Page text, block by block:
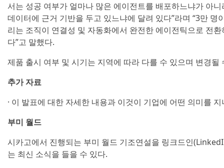
서는 성공 여부가 얼마나 많은 에이전트를 배포하느냐가 아
데이터에 근거 기반을 두고 있느냐에 달려 있다”라며 “3만
리는 조직이 연결성 및 자동화에서 완전한 에이전틱으로 전
다”고 말했다.
제품 출시 여부 및 시기는 지역에 따라 다를 수 있으며 변경될
추가 자료
· 이 발표에 대한 자세한 내용과 이것이 기업에 어떤 의미를
부미 월드
시카고에서 진행되는 부미 월드 기조연설을 링크드인
는 최신 소식을 들을 수 있다.